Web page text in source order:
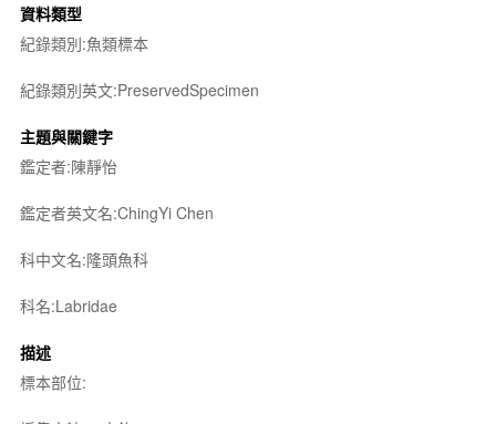
資料類型
紀錄類別:魚類標本
紀錄類別英文:PreservedSpecimen
主題與關鍵字
鑑定者:陳靜怡
鑑定者英文名:ChingYi Chen
科中文名:隆頭魚科
科名:Labridae
描述
標本部位: